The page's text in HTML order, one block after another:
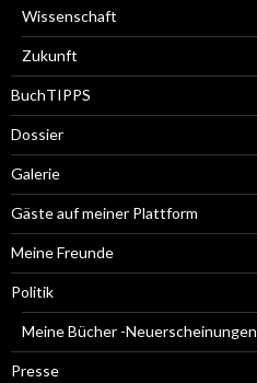
Wissenschaft
Zukunft
BuchTIPPS
Dossier
Galerie
Gäste auf meiner Plattform
Meine Freunde
Politik
Meine Bücher -Neuerscheinungen
Presse